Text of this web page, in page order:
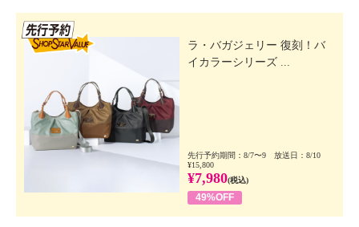
ラ・バガジェリー 復刻！バ
イカラーシリーズ ...
先行予約期間：8/7〜9 放送日：8/10
¥15,800
¥7,980(税込)
49%OFF